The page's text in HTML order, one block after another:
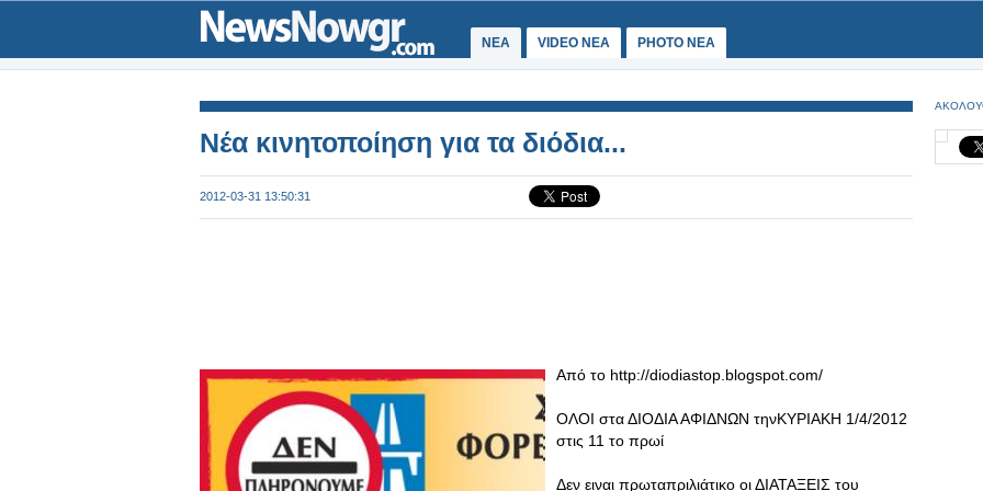
ΝΕΑ VIDEO NEA PHOTO NEA
Νέα κινητοποίηση για τα διόδια...
2012-03-31 13:50:31
Από το http://diodiastop.blogspot.com/
ΟΛΟΙ στα ΔΙΟΔΙΑ ΑΦΙΔΝΩΝ τηνΚΥΡΙΑΚΗ 1/4/2012
στις 11 το πρωί
Δεν ειναι πρωταπριλιάτικο οι ΔΙΑΤΑΞΕΙΣ του